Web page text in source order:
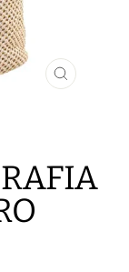
CERRAR